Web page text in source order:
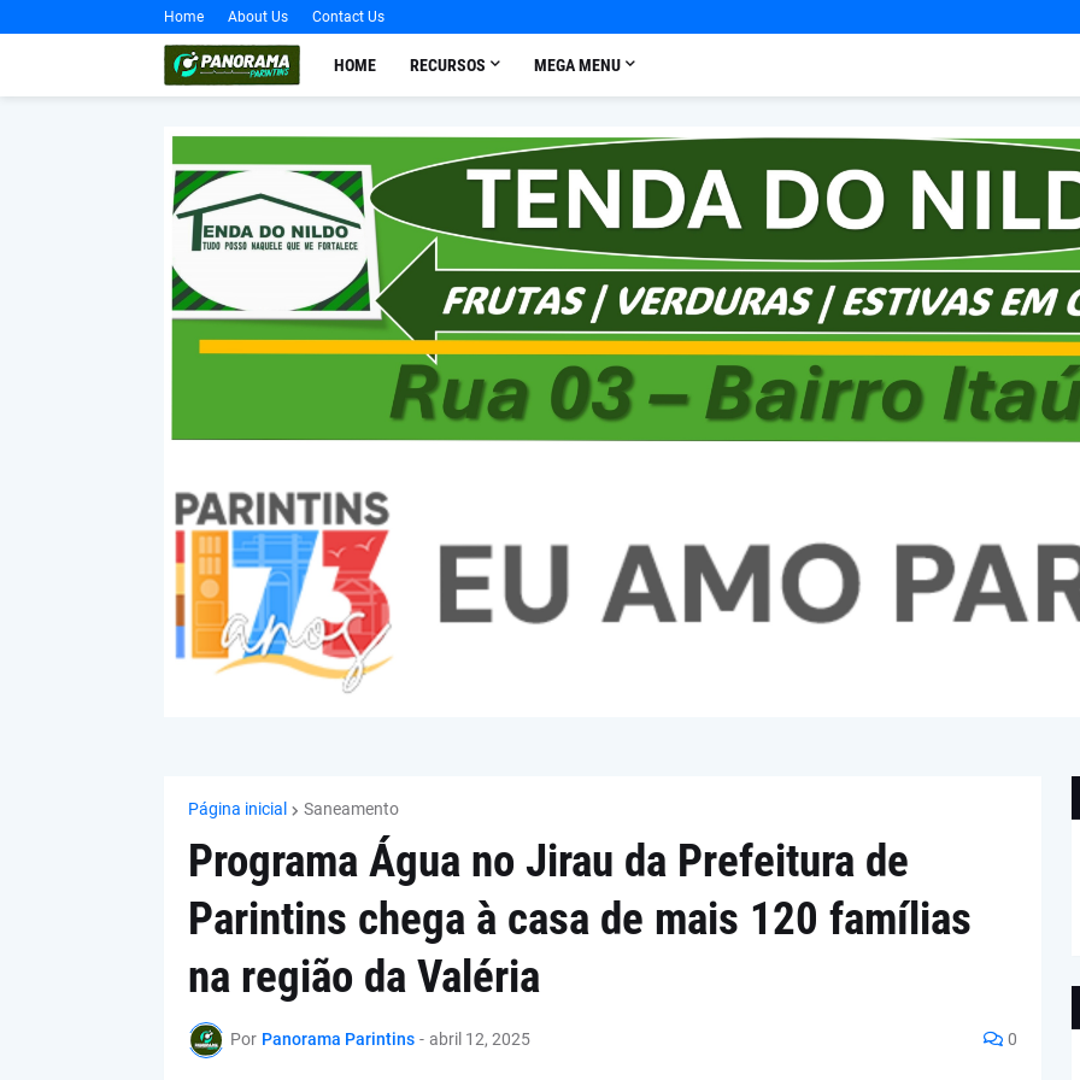
Home About Us Contact Us
HOME RECURSOS MEGA MENU
Página inicial Saneamento
Programa Água no Jirau da Prefeitura de
Parintins chega à casa de mais 120 famílias
na região da Valéria
Por Panorama Parintins - abril 12, 2025 0